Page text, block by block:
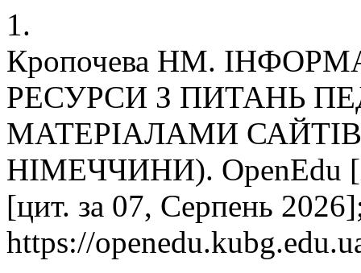
1.
Кропочева НМ.
РЕСУРСИ З ПИТАНЬ
МАТЕРІАЛАМИ САЙТІВ
НІМЕЧЧИНИ). OpenEdu
[цит. за 07, Серпень
https://